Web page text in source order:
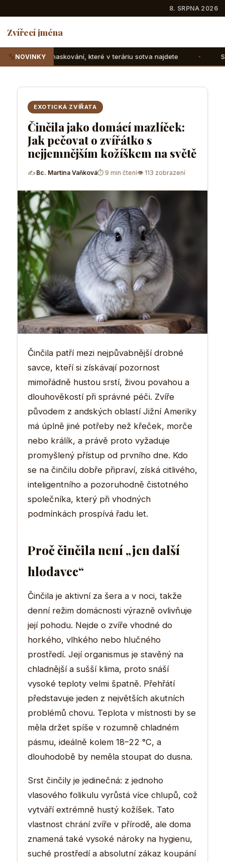
8. SRPNA 2026
Zvířecí jména
NOVINKY
v teráriu sotva najdete Suchozemské želvy: Jak
EXOTICKÁ ZVÍŘATA
Činčila jako domácí mazlíček:
Jak pečovat o zvířátko s
nejjemnějším kožíškem na světě
✍ Bc. Martina Vaňková⏱ 9 min čtení👁 113 zobrazení
Činčila patří mezi nejpůvabnější drobné
savce, kteří si získávají pozornost
mimořádně hustou srstí, živou povahou a
dlouhověkostí při správné péči. Zvíře
původem z andských oblastí Jižní Ameriky
má úplně jiné potřeby než křeček, morče
nebo králík, a právě proto vyžaduje
promyšlený přístup od prvního dne. Kdo
se na činčilu dobře připraví, získá citlivého,
inteligentního a pozoruhodně čistotného
společníka, který při vhodných
podmínkách prospívá řadu let.
Proč činčila není „jen další
hlodavec“
Činčila je aktivní za šera a v noci, takže
denní režim domácnosti výrazně ovlivňuje
její pohodu. Nejde o zvíře vhodné do
horkého, vlhkého nebo hlučného
prostředí. Její organismus je stavěný na
chladnější a sušší klima, proto snáší
vysoké teploty velmi špatně. Přehřátí
představuje jeden z největších akutních
problémů chovu. Teplota v místnosti by se
měla držet spíše v rozumně chladném
pásmu, ideálně kolem 18–22 °C, a
dlouhodobě by neměla stoupat do dusna.
Srst činčily je jedinečná: z jednoho
vlasového folikulu vyrůstá více chlupů, což
vytváří extrémně hustý kožíšek. Tato
vlastnost chrání zvíře v přírodě, ale doma
znamená také vysoké nároky na hygienu,
suché prostředí a absolutní zákaz koupání